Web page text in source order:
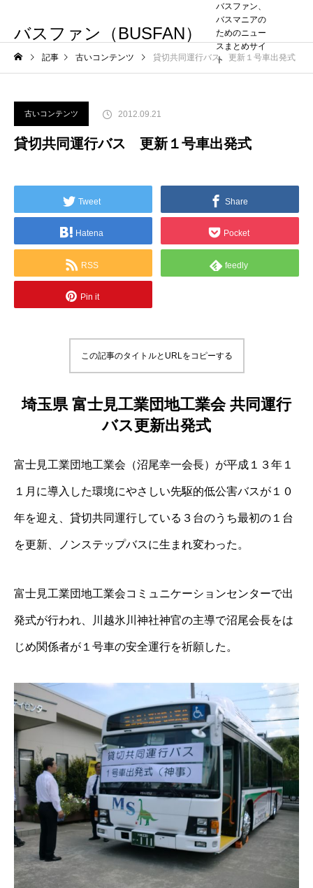
バスファン（BUSFAN）
バスファン、
バスマニアの
ためのニュー
スまとめサイ
ト
記事 古いコンテンツ 貸切共同運行バス 更新１号車出発式
古いコンテンツ 2012.09.21
貸切共同運行バス 更新１号車出発式
Tweet Share
Hatena Pocket
RSS feedly
Pin it
この記事のタイトルとURLをコピーする
埼玉県 富士見工業団地工業会 共同運行
バス更新出発式
富士見工業団地工業会（沼尾幸一会長）が平成１３年１
１月に導入した環境にやさしい先駆的低公害バスが１０
年を迎え、貸切共同運行している３台のうち最初の１台
を更新、ノンステップバスに生まれ変わった。
富士見工業団地工業会コミュニケーションセンターで出
発式が行われ、川越氷川神社神官の主導で沼尾会長をは
じめ関係者が１号車の安全運行を祈願した。